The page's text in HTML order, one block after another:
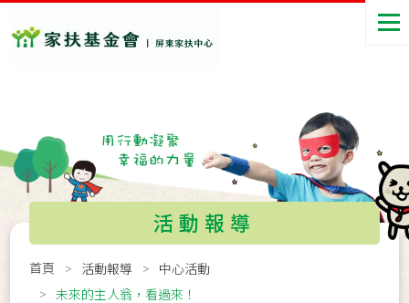
活動報導
首頁 活動報導
中心活動
未來的主人翁，看過來！